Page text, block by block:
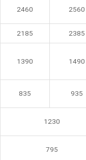
2460 2560
2185 2385
1390 1490
835 935
1230
795